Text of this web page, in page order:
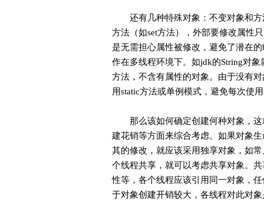
还有几种特殊对象：不变对象和方
方法（如set方法），外部要修改属性
是无需担心属性被修改，避免了潜在
作在多线程环境下。如jdk的String对
方法，不含有属性的对象。由于没有
用static方法或单例模式，避免每次使
那么该如何确定创建何种对象，这
建花销等方面来综合考虑。如果对象
其的修改，就应该采用独享对象，如
个线程共享，就可以考虑共享对象。
性等，各个线程应该引用同一对象，
于对象创建开销较大，各线程对此对